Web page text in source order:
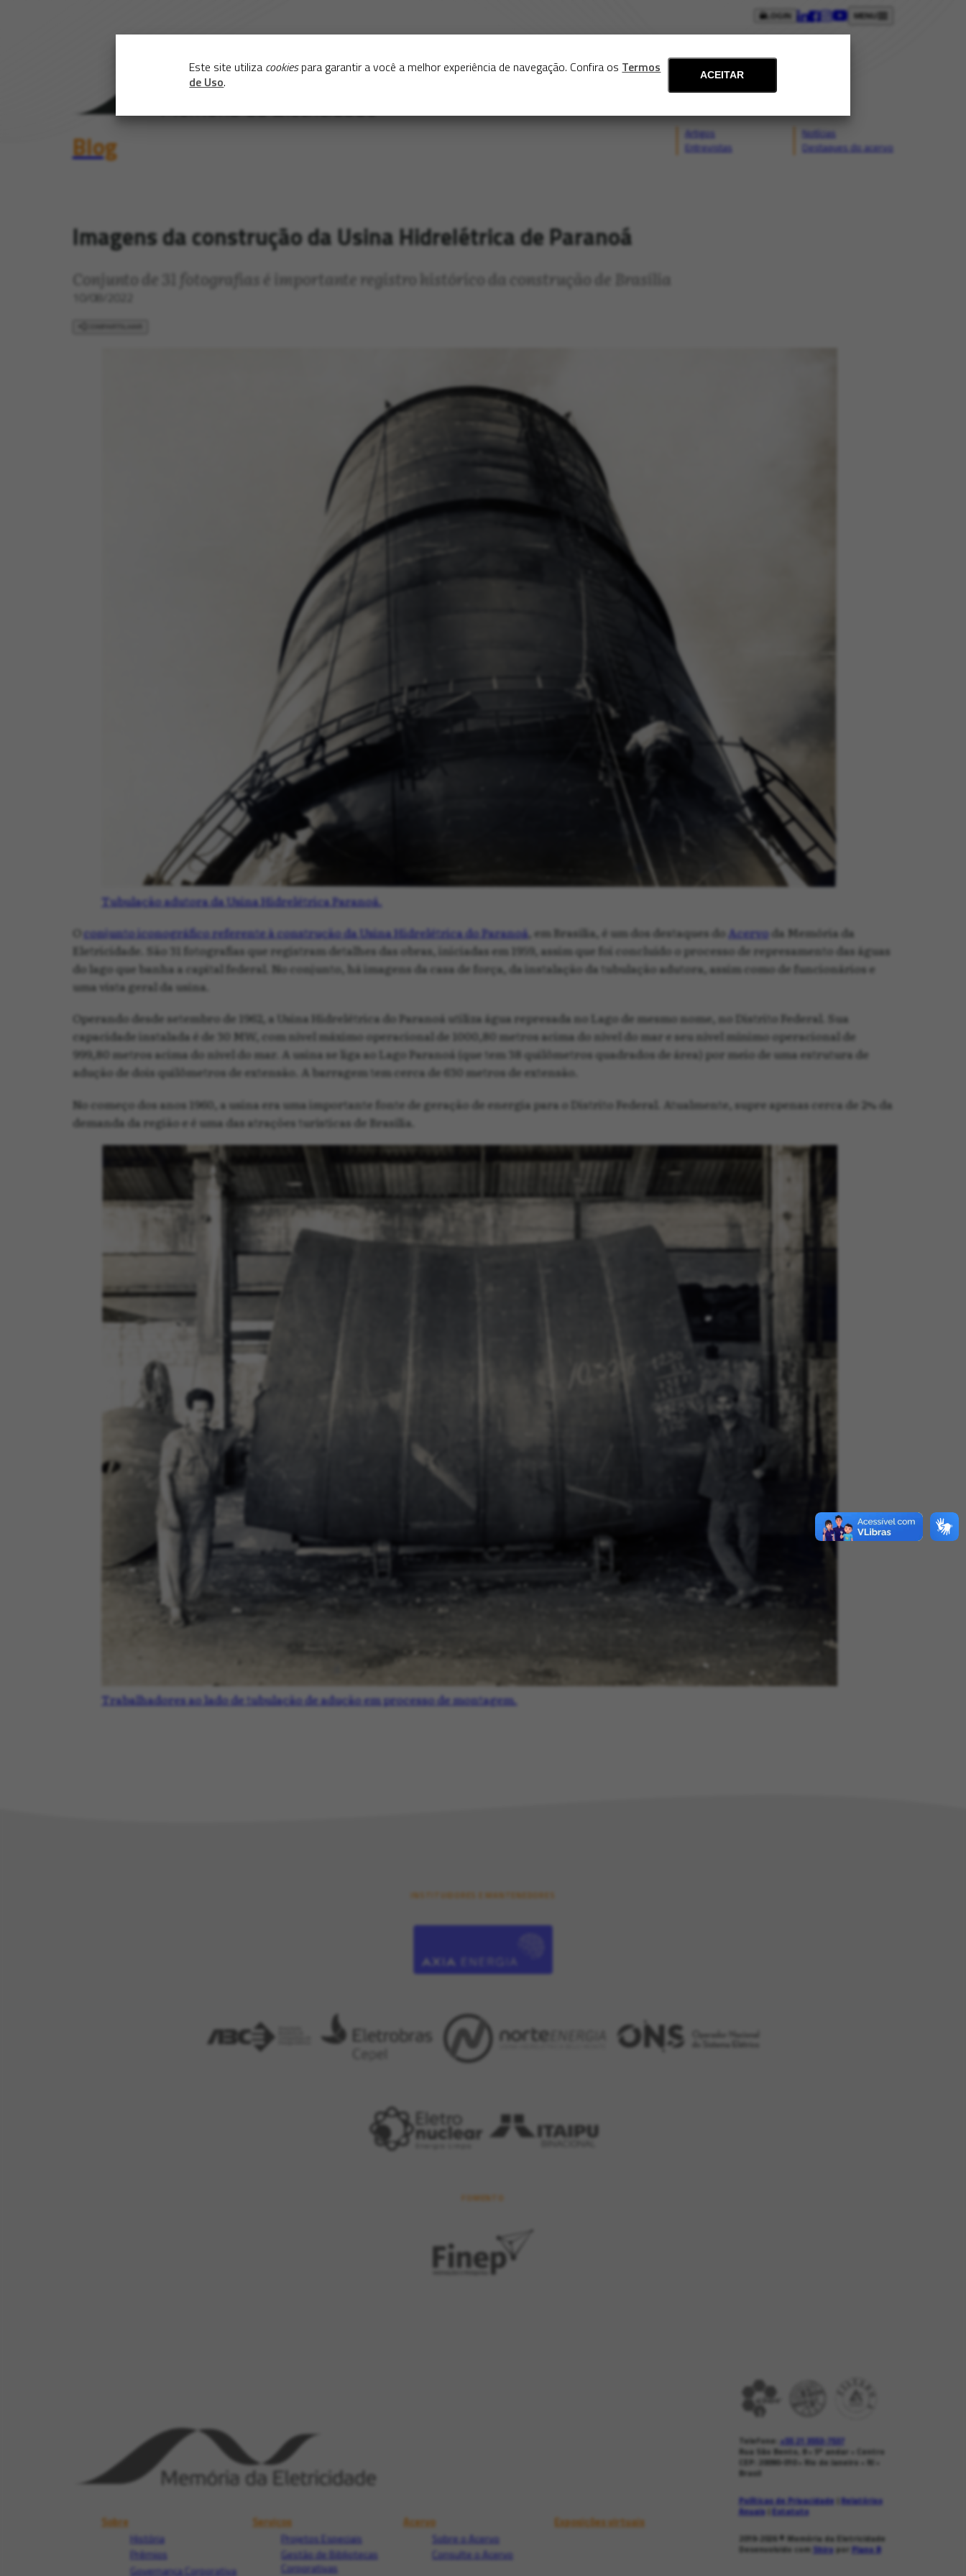
Este site utiliza cookiespara garantir a você a melhor experiência de navegação. Confira os Termos
de Uso. ACEITAR
LOGIN
Blog
Artigos
Entrevistas
Notícias
Destaques do acervo
Imagens da construção da Usina Hidrelétrica de Paranoá
Conjunto de 31 fotografias é importante registro histórico da construção de Brasília
10/08/2022
Tubulação adutora da Usina Hidrelétrica Paranoá.
conjunto iconográfico referente à construção da Usina Hidrelétrica do Paranoá, em Brasília, é um dos destaques do Acervo da Memória da
Eletricidade. São 31 fotografias que registram detalhes das obras, iniciadas em 1959, assim que foi concluído o processo de represamento das águas
do lago que banha a capital federal. No conjunto, há imagens da casa de força, da instalação da tubulação adutora, assim como de funcionários e
uma vista geral da usina.
Operando desde setembro de 1962, a Usina Hidrelétrica do Paranoá utiliza água represada no Lago de mesmo nome, no Distrito Federal. Sua
capacidade instalada é de 30 MW, com nível máximo operacional de 1000,80 metros acima do nível do mar e seu nível mínimo operacional de
999,80 metros acima do nível do mar. A usina se liga ao Lago Paranoá (que tem 38 quilômetros quadrados de área) por meio de uma estrutura de
adução de dois quilômetros de extensão. A barragem tem cerca de 630 metros de extensão.
No começo dos anos 1960, a usina era uma importante fonte de geração de energia para o Distrito Federal. Atualmente, supre apenas cerca de 2% da
demanda da região e é uma das atrações turísticas de Brasília.
Trabalhadores ao lado de tubulação de adução em processo de montagem.
INSTITUIDORES E MANTENEDORES
FOMENTO
Sobre
História
Prêmios
Governança Corporativa
Serviços
Projetos Especiais
Gestão de Bibliotecas
Corporativas
Acervo
Sobre o Acervo
Consulte o Acervo
Exposições virtuais
Telefone: +55 21 3553-7537
Rua São Bento, 8 • 5º andar • Centro
CEP: 20090-010 • Rio de Janeiro • RJ •
Brasil
Políticas de Privacidade Relatórios
Anuais
Estatuto
2019-2026© Memória da Eletricidade
Desenvolvido com Shiro por Plano B